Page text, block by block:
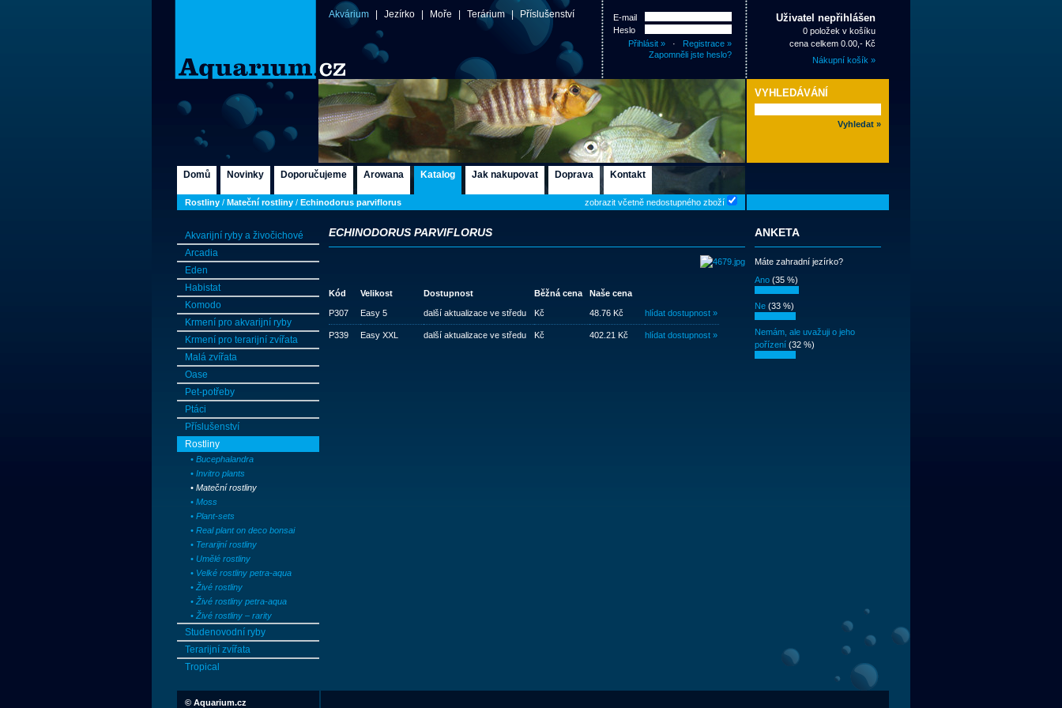
Akvárium Jezírko Moře Terárium | Příslušenství
E-mail
Heslo
· Registrace »
Zapomněli jste heslo?
Uživatel nepřihlášen
0 položek v košíku
cena celkem 0.00,- Kč
Nákupní košík »
VYHLEDÁVÁNÍ
Domů Novinky Doporučujeme Arowana Katalog Jak nakupovat Doprava Kontakt
zobrazit včetně nedostupného zboží
Rostliny / Mateční rostliny / Echinodorus parviflorus
Akvarijní ryby a živočichové
Arcadia
Eden
Habistat
Komodo
Krmení pro akvarijní ryby
Krmení pro terarijní zvířata
Malá zvířata
Oase
Pet-potřeby
Ptáci
Příslušenství
Rostliny
• Bucephalandra
• Invitro plants
• Mateční rostliny
• Moss
• Plant-sets
• Real plant on deco bonsai
• Terarijní rostliny
• Umělé rostliny
• Velké rostliny petra-aqua
• Živé rostliny
• Živé rostliny petra-aqua
• Živé rostliny – rarity
Studenovodní ryby
Terarijní zvířata
Tropical
ECHINODORUS PARVIFLORUS
Kód Velikost Dostupnost Běžná cena Naše cena
P307 Easy 5 další aktualizace ve středu Kč 48.76 Kč hlídat dostupnost »
P339 Easy XXL další aktualizace ve středu Kč 402.21 Kč hlídat dostupnost »
ANKETA
Máte zahradní jezírko?
Ano (35 %)
Ne (33 %)
Nemám, ale uvažuji o jeho
pořízení (32 %)
© Aquarium.cz